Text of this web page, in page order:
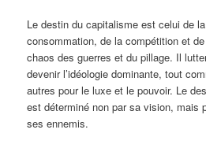
Le destin du capitalisme est celui de
consommation, de la compétition et
chaos des guerres et du pillage. Il
devenir l’idéologie dominante, tout
autres pour le luxe et le pouvoir. Le
est déterminé non par sa vision, mais
ses ennemis.